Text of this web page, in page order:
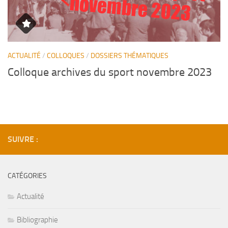
bre 2023
ACTUALITÉ / COLLOQUES / DOSSIERS THÉMATIQUES
Colloque archives du sport novembre 2023
SUIVRE :
CATÉGORIES
Actualité
Bibliographie